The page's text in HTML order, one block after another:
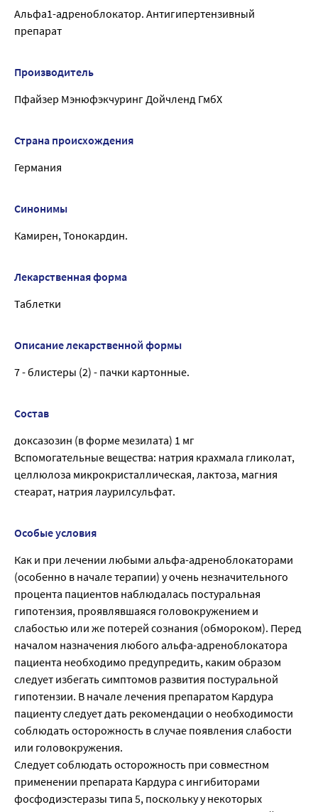
Альфа1-адреноблокатор. Антигипертензивный
препарат
Производитель
Пфайзер Мэнюфэкчуринг Дойчленд ГмбХ
Страна происхождения
Германия
Синонимы
Камирен, Тонокардин.
Лекарственная форма
Таблетки
Описание лекарственной формы
7 - блистеры (2) - пачки картонные.
Состав
доксазозин (в форме мезилата) 1 мг
Вспомогательные вещества: натрия крахмала гликолат,
целлюлоза микрокристаллическая, лактоза, магния
стеарат, натрия лаурилсульфат.
Особые условия
Как и при лечении любыми альфа-адреноблокаторами
(особенно в начале терапии) у очень незначительного
процента пациентов наблюдалась постуральная
гипотензия, проявлявшаяся головокружением и
слабостью или же потерей сознания (обмороком). Перед
началом назначения любого альфа-адреноблокатора
пациента необходимо предупредить, каким образом
следует избегать симптомов развития постуральной
гипотензии. В начале лечения препаратом Кардура
пациенту следует дать рекомендации о необходимости
соблюдать осторожность в случае появления слабости
или головокружения.
Следует соблюдать осторожность при совместном
применении препарата Кардура с ингибиторами
фосфодиэстеразы типа 5, поскольку у некоторых